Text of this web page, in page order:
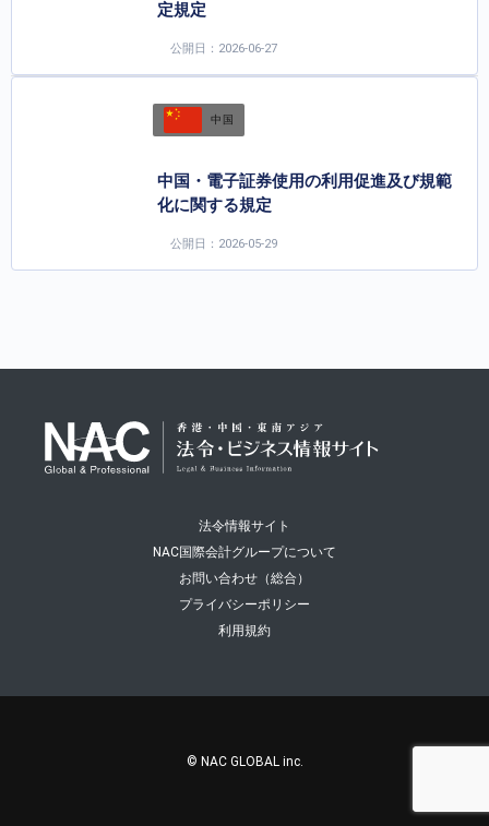
定規定
公開日：2026-06-27
中国
中国・電子証券使用の利用促進及び規範
化に関する規定
公開日：2026-05-29
法令情報サイト
NAC国際会計グループについて
お問い合わせ（総合）
プライバシーポリシー
利用規約
© NAC GLOBAL inc.